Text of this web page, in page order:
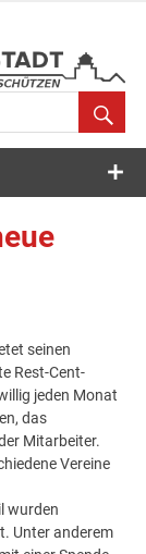
seinen
Rest-Cent-
jeden Monat
das
Mitarbeiter.
Vereine
wurden
Unter anderem